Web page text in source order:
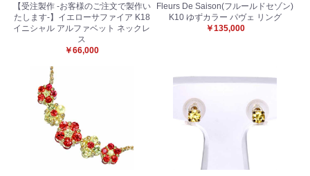
【受注製作 -お客様のご注文で製作い
たします-】イエローサファイア K18
イニシャル アルファベット ネックレ
ス
￥66,000
Fleurs De Saison(フルールドセゾン)
K10 ゆずカラー パヴェ リング
￥135,000